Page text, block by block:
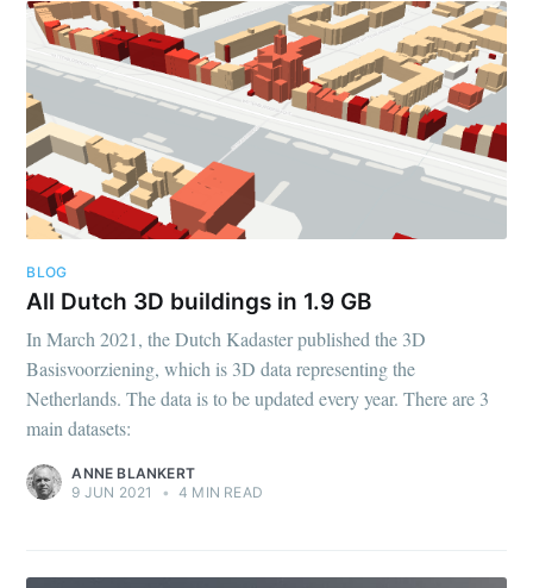
BLOG
All Dutch 3D buildings in 1.9 GB
In March 2021, the Dutch Kadaster published the 3D
Basisvoorziening, which is 3D data representing the
Netherlands. The data is to be updated every year. There are 3
main datasets:
ANNE BLANKERT
9 JUN 2021
• 4 MIN READ